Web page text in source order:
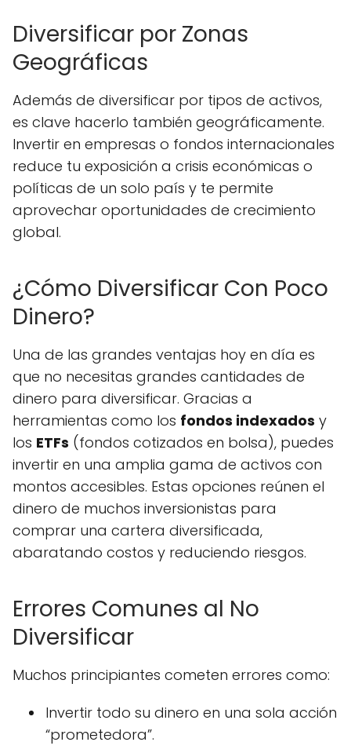
Diversificar por Zonas
Geográficas
Además de diversificar por tipos de activos,
es clave hacerlo también geográficamente.
Invertir en empresas o fondos internacionales
reduce tu exposición a crisis económicas o
políticas de un solo país y te permite
aprovechar oportunidades de crecimiento
global.
¿Cómo Diversificar Con Poco
Dinero?
Una de las grandes ventajas hoy en día es
que no necesitas grandes cantidades de
dinero para diversificar. Gracias a
herramientas como los fondos indexados y
los ETFs (fondos cotizados en bolsa), puedes
invertir en una amplia gama de activos con
montos accesibles. Estas opciones reúnen el
dinero de muchos inversionistas para
comprar una cartera diversificada,
abaratando costos y reduciendo riesgos.
Errores Comunes al No
Diversificar
Muchos principiantes cometen errores como:
Invertir todo su dinero en una sola acción
“prometedora”.